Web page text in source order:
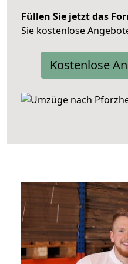
Füllen Sie jetzt das
Sie kostenlose
Kostenlose